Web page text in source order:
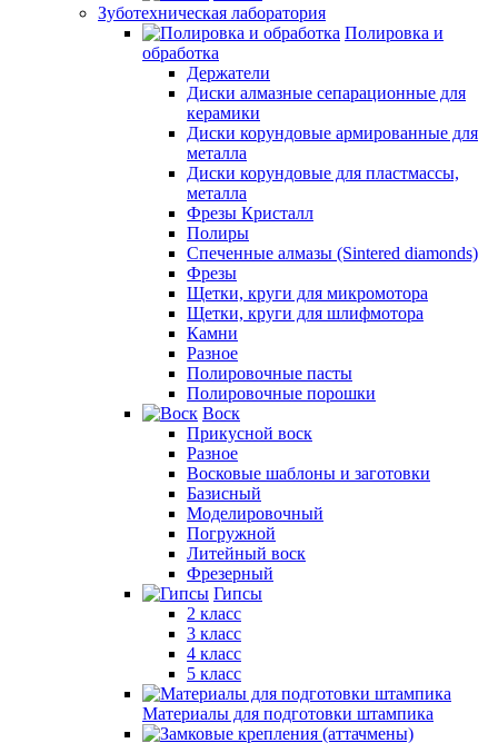
Зуботехническая лаборатория
Полировка и
обработка
Держатели
Диски алмазные сепарационные для
керамики
Диски корундовые армированные для
металла
Диски корундовые для пластмассы,
металла
Фрезы Кристалл
Полиры
Спеченные алмазы (Sintered diamonds)
Фрезы
Щетки, круги для микромотора
Щетки, круги для шлифмотора
Камни
Разное
Полировочные пасты
Полировочные порошки
Воск
Прикусной воск
Разное
Восковые шаблоны и заготовки
Базисный
Моделировочный
Погружной
Литейный воск
Фрезерный
Гипсы
2 класс
3 класс
4 класс
5 класс
Материалы для подготовки штампика